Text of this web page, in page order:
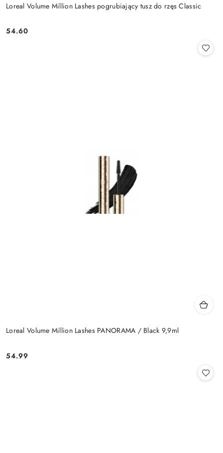
Loreal Volume Million Lashes pogrubiający tusz do rzęs Classic
Cena:
54.60
Loreal Volume Million Lashes PANORAMA / Black 9,9ml
Cena:
54.99